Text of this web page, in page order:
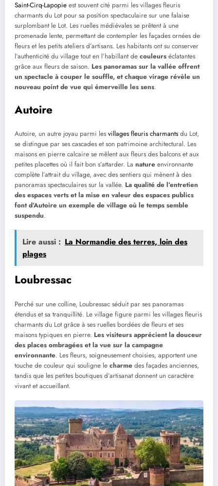
Saint-Cirq-Lapopie est souvent cité parmi les villages fleuris
charmants du Lot pour sa position spectaculaire sur une falaise
surplombant le Lot. Les ruelles médiévales se prêtent à une
promenade lente, permettant de contempler les façades ornées de
fleurs et les petits ateliers d’artisans. Les habitants ont su conserver
l’authenticité du village tout en l’habillant de couleurs éclatantes
grâce aux fleurs de saison. Les panoramas sur la vallée offrent
un spectacle à couper le souffle, et chaque virage révèle un
nouveau point de vue qui émerveille les sens.
Autoire
Autoire, un autre joyau parmi les villages fleuris charmants du Lot,
se distingue par ses cascades et son patrimoine architectural. Les
maisons en pierre calcaire se mêlent aux fleurs des balcons et aux
petites placettes où il fait bon s’attarder. La nature environnante
complète l’attrait du village, avec des sentiers qui mènent à des
panoramas spectaculaires sur la vallée. La qualité de l’entretien
des espaces verts et la mise en valeur des espaces publics
font d’Autoire un exemple de village où le temps semble
suspendu.
Lire aussi : La Normandie des terres, loin des
plages
Loubressac
Perché sur une colline, Loubressac séduit par ses panoramas
étendus et sa tranquillité. Le village figure parmi les villages fleuris
charmants du Lot grâce à ses ruelles bordées de fleurs et ses
maisons typiques en pierre. Les visiteurs apprécient la douceur
des places ombragées et la vue sur la campagne
environnante. Les fleurs, soigneusement choisies, apportent une
touche de couleur qui souligne le charme des façades anciennes,
tandis que les petites boutiques d’artisanat donnent un caractère
vivant et accueillant.